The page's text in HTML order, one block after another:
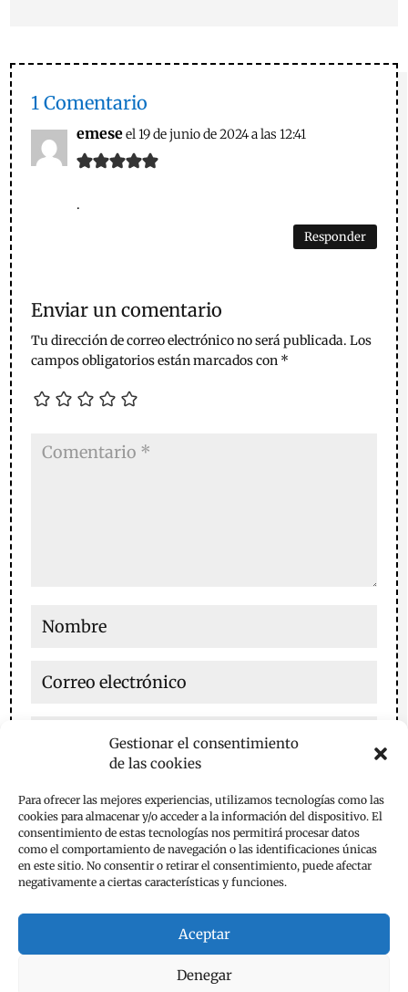
Gestionar el consentimiento
de las cookies
Para ofrecer las mejores experiencias, utilizamos tecnologías como las
cookies para almacenar y/o acceder a la información del dispositivo. El
consentimiento de estas tecnologías nos permitirá procesar datos
como el comportamiento de navegación o las identificaciones únicas
en este sitio. No consentir o retirar el consentimiento, puede afectar
negativamente a ciertas características y funciones.
Aceptar
Denegar
1 Comentario
emeseel 19 de junio de 2024 a las 12:41
.
Responder
Enviar un comentario
Tu dirección de correo electrónico no será publicada. Los
campos obligatorios están marcados con *
navegador para la próxima vez que comente.
Enviar comentario